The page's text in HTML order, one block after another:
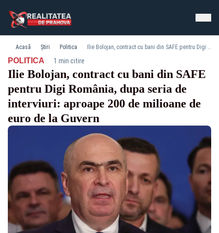
Acasă Știri Politica Ilie Bolojan, contract cu bani din SAFE pentru Digi România, dupa seria de interviuri: aproape 200 de milioane de euro de la Guvern
POLITICA· 1 min citire
Ilie Bolojan, contract cu bani din SAFE
pentru Digi România, dupa seria de
interviuri: aproape 200 de milioane de
euro de la Guvern